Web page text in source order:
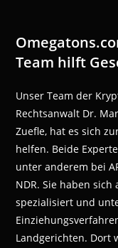
Team hilft
Unser Team der
Rechtsanwalt Dr.
Zuefle, hat es sich
helfen. Beide
unter anderem bei
NDR. Sie haben
spezialisiert und
Landgerichten. Dort